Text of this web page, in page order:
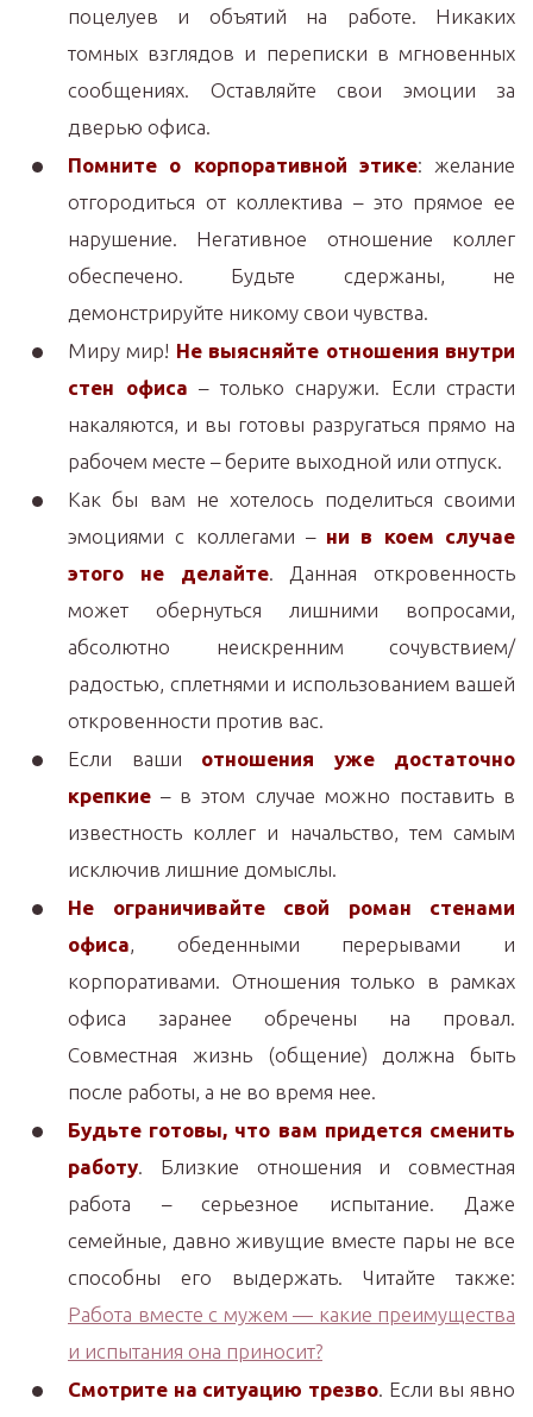
поцелуев и объятий на работе. Никаких
томных взглядов и переписки в мгновенных
сообщениях. Оставляйте свои эмоции за
дверью офиса.
Помните о корпоративной этике: желание
отгородиться от коллектива – это прямое ее
нарушение. Негативное отношение коллег
обеспечено. Будьте сдержаны, не
демонстрируйте никому свои чувства.
Миру мир! Не выясняйте отношения внутри
стен офиса – только снаружи. Если страсти
накаляются, и вы готовы разругаться прямо на
рабочем месте – берите выходной или отпуск.
Как бы вам не хотелось поделиться своими
эмоциями с коллегами – ни в коем случае
этого не делайте. Данная откровенность
может обернуться лишними вопросами,
абсолютно неискренним сочувствием/
радостью, сплетнями и использованием вашей
откровенности против вас.
Если ваши отношения уже достаточно
крепкие – в этом случае можно поставить в
известность коллег и начальство, тем самым
исключив лишние домыслы.
Не ограничивайте свой роман стенами
офиса, обеденными перерывами и
корпоративами. Отношения только в рамках
офиса заранее обречены на провал.
Совместная жизнь (общение) должна быть
после работы, а не во время нее.
Будьте готовы, что вам придется сменить
работу. Близкие отношения и совместная
работа – серьезное испытание. Даже
семейные, давно живущие вместе пары не все
способны его выдержать. Читайте также:
Работа вместе с мужем — какие преимущества
и испытания она приносит?
Смотрите на ситуацию трезво. Если вы явно